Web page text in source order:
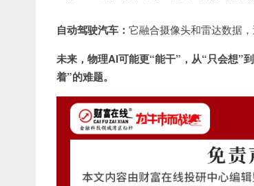
自动驾驶汽车： 它融合摄像头和雷达数据
未来，物理AI可能更“能干”，从“只会想”
着”的难题。